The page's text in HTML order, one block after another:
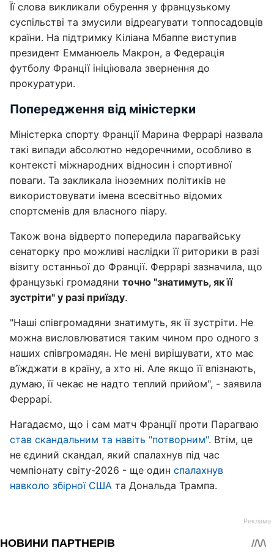
Її слова викликали обурення у французькому
суспільстві та змусили відреагувати топпосадовців
країни. На підтримку Кіліана Мбаппе виступив
президент Емманюель Макрон, а Федерація
футболу Франції ініціювала звернення до
прокуратури.
Попередження від міністерки
Міністерка спорту Франції Марина Феррарі назвала
такі випади абсолютно недоречними, особливо в
контексті міжнародних відносин і спортивної
поваги. Та закликала іноземних політиків не
використовувати імена всесвітньо відомих
спортсменів для власного піару.
Також вона відверто попередила парагвайську
сенаторку про можливі наслідки її риторики в разі
візиту останньої до Франції. Феррарі зазначила, що
французькі громадяни точно "знатимуть, як її
зустріти" у разі приїзду.
"Наші співгромадяни знатимуть, як її зустріти. Не
можна висловлюватися таким чином про одного з
наших співгромадян. Не мені вирішувати, хто має
в’їжджати в країну, а хто ні. Але якщо її впізнають,
думаю, її чекає не надто теплий прийом", - заявила
Феррарі.
Нагадаємо, що і сам матч Франції проти Парагваю
став скандальним та навіть "потворним". Втім, це
не єдиний скандал, який спалахнув під час
чемпіонату світу-2026 - ще один спалахнув
навколо збірної США та Дональда Трампа.